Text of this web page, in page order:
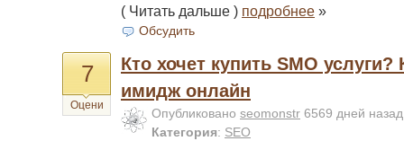
( Читать дальше ) подробнее »
Обсудить
7
Оцени
Кто хочет купить SMO
имидж онлайн
Опубликовано seomonstr 6569 дней
Категория: SEO